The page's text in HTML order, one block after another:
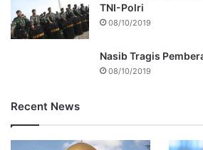
TNI-Polri
08/10/2019
Nasib Tragis
08/10/2019
Recent News